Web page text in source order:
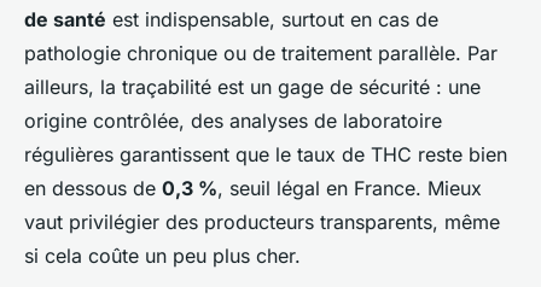
de santé est indispensable, surtout en cas de
pathologie chronique ou de traitement parallèle. Par
ailleurs, la traçabilité est un gage de sécurité : une
origine contrôlée, des analyses de laboratoire
régulières garantissent que le taux de THC reste bien
en dessous de 0,3 %, seuil légal en France. Mieux
vaut privilégier des producteurs transparents, même
si cela coûte un peu plus cher.